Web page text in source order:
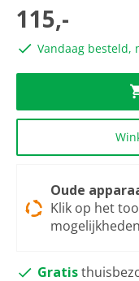
Dezelfde
paginalink.
115,-
Vandaag besteld,
Oude
Klik op het
mogelijkheden
Gratis